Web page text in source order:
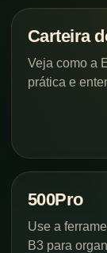
Carteira
Veja como a
prática e
500Pro
Use a
B3 para